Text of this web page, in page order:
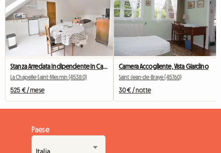
Stanza Arredata Indipendente In Casa Indipendente
La Chapelle-Saint-Mesmin (45380)
525 € / mese
Camera Accogliente, Vista Giardino
Saint-Jean-de-Braye (45760)
30 € / notte
Paese